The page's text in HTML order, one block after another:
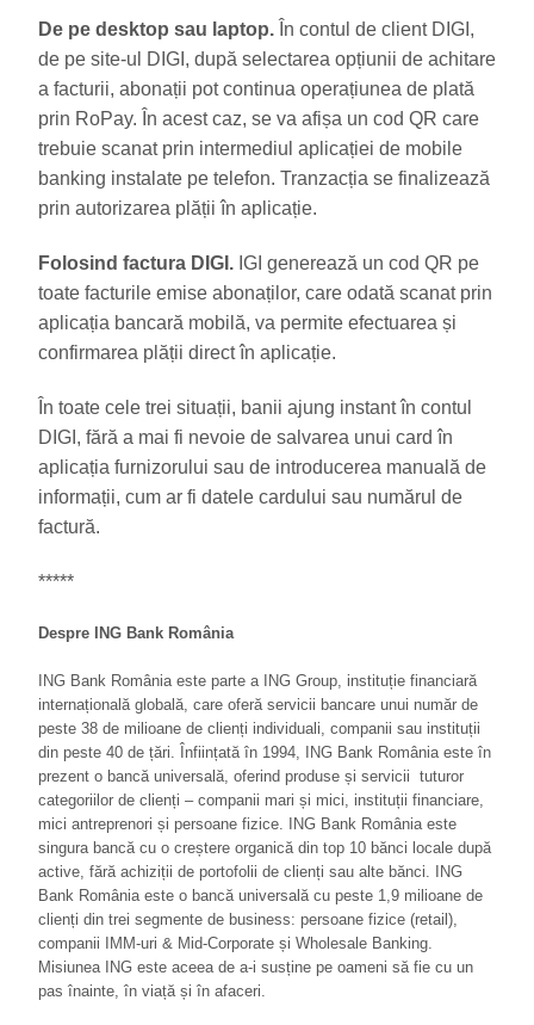
De pe desktop sau laptop. În contul de client DIGI,
de pe site-ul DIGI, după selectarea opțiunii de achitare
a facturii, abonații pot continua operațiunea de plată
prin RoPay. În acest caz, se va afișa un cod QR care
trebuie scanat prin intermediul aplicației de mobile
banking instalate pe telefon. Tranzacția se finalizează
prin autorizarea plății în aplicație.
Folosind factura DIGI. IGI generează un cod QR pe
toate facturile emise abonaților, care odată scanat prin
aplicația bancară mobilă, va permite efectuarea și
confirmarea plății direct în aplicație.
În toate cele trei situații, banii ajung instant în contul
DIGI, fără a mai fi nevoie de salvarea unui card în
aplicația furnizorului sau de introducerea manuală de
informații, cum ar fi datele cardului sau numărul de
factură.
*****
Despre ING Bank România
ING Bank România este parte a ING Group, instituție financiară
internațională globală, care oferă servicii bancare unui număr de
peste 38 de milioane de clienți individuali, companii sau instituții
din peste 40 de țări. Înființată în 1994, ING Bank România este în
prezent o bancă universală, oferind produse și servicii tuturor
categoriilor de clienți – companii mari și mici, instituții financiare,
mici antreprenori și persoane fizice. ING Bank România este
singura bancă cu o creștere organică din top 10 bănci locale după
active, fără achiziții de portofolii de clienți sau alte bănci. ING
Bank România este o bancă universală cu peste 1,9 milioane de
clienți din trei segmente de business: persoane fizice (retail),
companii IMM-uri & Mid-Corporate și Wholesale Banking.
Misiunea ING este aceea de a-i susține pe oameni să fie cu un
pas înainte, în viață și în afaceri.